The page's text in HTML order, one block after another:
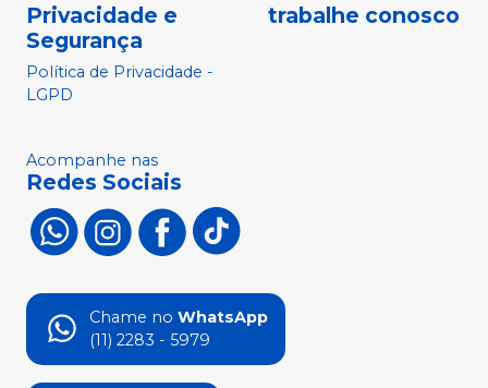
Privacidade e
Segurança
Política de Privacidade -
LGPD
trabalhe conosco
Acompanhe nas
Redes Sociais
Chame no WhatsApp
(11) 2283 - 5979